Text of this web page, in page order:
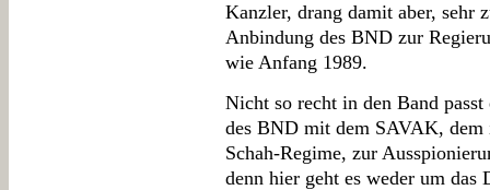
Kanzler, drang damit aber, sehr
Anbindung des BND zur
wie Anfang 1989.
Nicht so recht in den Band
des BND mit dem SAVAK, dem
Schah-Regime, zur
denn hier geht es weder um